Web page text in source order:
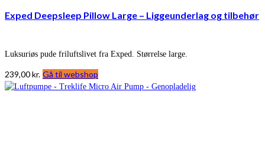
Exped Deepsleep Pillow Large – Liggeunderlag og tilbehør
Luksuriøs pude friluftslivet fra Exped. Størrelse large.
239,00kr. Gå til webshop